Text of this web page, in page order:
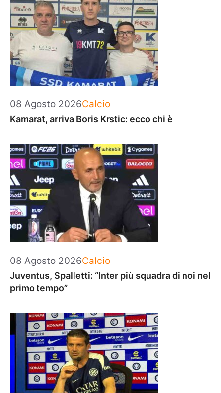
08 Agosto 2026Categorie
Calcio
Kamarat, arriva Boris Krstic: ecco chi è
08 Agosto 2026Categorie
Calcio
Juventus, Spalletti: “Inter più squadra di noi nel
primo tempo”